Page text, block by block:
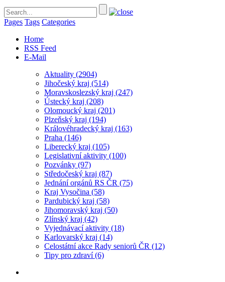
Pages Tags Categories
Home
RSS Feed
E-Mail
Aktuality (2904)
Jihočeský kraj (514)
Moravskoslezský kraj (247)
Ústecký kraj (208)
Olomoucký kraj (201)
Plzeňský kraj (194)
Královéhradecký kraj (163)
Praha (146)
Liberecký kraj (105)
Legislativní aktivity (100)
Pozvánky (97)
Středočeský kraj (87)
Jednání orgánů RS ČR (75)
Kraj Vysočina (58)
Pardubický kraj (58)
Jihomoravský kraj (50)
Zlínský kraj (42)
Vyjednávací aktivity (18)
Karlovarský kraj (14)
Celostátní akce Rady seniorů ČR (12)
Tipy pro zdraví(6)